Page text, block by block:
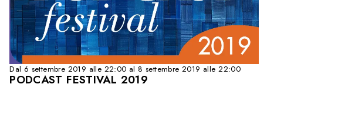
Dal 6 settembre 2019 alle 22:00 al 8 settembre 2019 alle 22:00
PODCAST FESTIVAL 2019